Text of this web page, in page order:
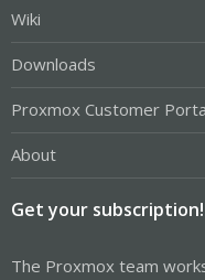
Wiki
Downloads
Proxmox Customer
About
Get your subscription!
The Proxmox team